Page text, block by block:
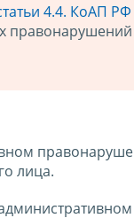
4.4. КоАП РФ
лица.